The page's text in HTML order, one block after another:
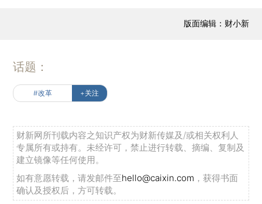
版面编辑：财小新
话题：
#改革 +关注
财新网所刊载内容之知识产权为财新传媒及/或相关权利人
专属所有或持有。未经许可，禁止进行转载、摘编、复制及
建立镜像等任何使用。
如有意愿转载，请发邮件至hello@caixin.com ，获得书面
确认及授权后，方可转载。